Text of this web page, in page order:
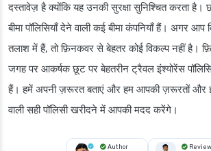
दस्तावेज़ है क्योंकि यह उनकी सुरक्षा सुनिश्चित करता है।
बीमा पॉलिसियाँ देने वाली कई बीमा कंपनियाँ हैं। अगर आप
तलाश में हैं, तो फ़िनकवर से बेहतर कोई विकल्प नहीं है।
जगह पर आकर्षक छूट पर बेहतरीन ट्रैवल इंश्योरेंस
हैं। हमें अपनी ज़रूरत बताएं और हम आपकी ज़रूरतों और
वाली सही पॉलिसी खरीदने में आपकी मदद करेंगे।
Author